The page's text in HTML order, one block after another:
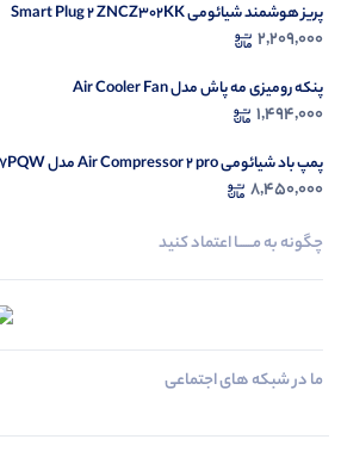
پریز هوشمند شیائومی Smart Plug 2 ZNCZ302KK
2,209,000
پنکه رومیزی مه پاش مدل Air Cooler Fan
1,494,000
پمپ باد شیائومی Air Compressor 2 pro مدل MJCQB07PQW
8,450,000
چگونه به مــــــا اعتماد کنید
ما در شبکه های اجتماعی